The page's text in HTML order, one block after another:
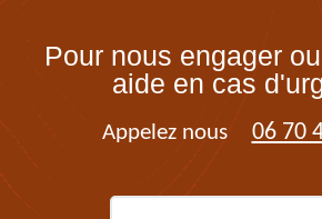
Pour nous engager
aide en cas
Appelez nous 06 70